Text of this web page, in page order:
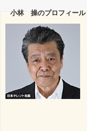
小林 操のプロフィール